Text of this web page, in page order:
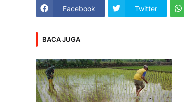
Facebook Twitter
BACA JUGA